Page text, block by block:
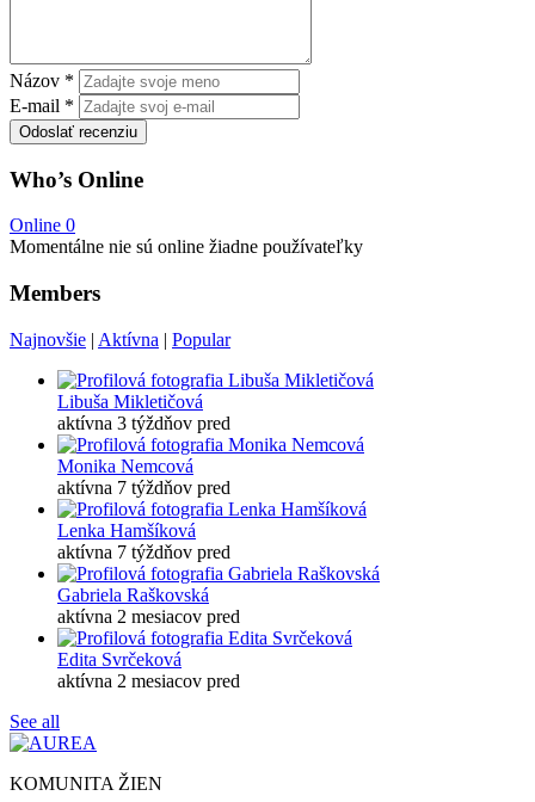
Názov *
E-mail *
Odoslať recenziu
Who’s Online
Online 0
Momentálne nie sú online žiadne používateľky
Members
Najnovšie | Aktívna | Popular
Libuša Mikletičová
aktívna 3 týždňov pred
Monika Nemcová
aktívna 7 týždňov pred
Lenka Hamšíková
aktívna 7 týždňov pred
Gabriela Raškovská
aktívna 2 mesiacov pred
Edita Svrčeková
aktívna 2 mesiacov pred
See all
KOMUNITA ŽIEN